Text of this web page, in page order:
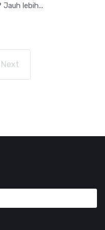
lebih...
Next